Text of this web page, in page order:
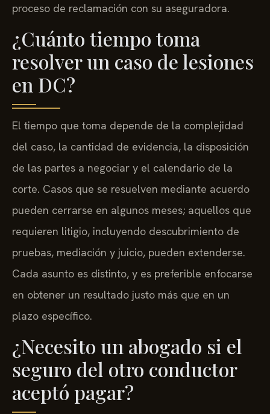
proceso de reclamación con su aseguradora.
¿Cuánto tiempo toma
resolver un caso de lesiones
en DC?
El tiempo que toma depende de la complejidad
del caso, la cantidad de evidencia, la disposición
de las partes a negociar y el calendario de la
corte. Casos que se resuelven mediante acuerdo
pueden cerrarse en algunos meses; aquellos que
requieren litigio, incluyendo descubrimiento de
pruebas, mediación y juicio, pueden extenderse.
Cada asunto es distinto, y es preferible enfocarse
en obtener un resultado justo más que en un
plazo específico.
¿Necesito un abogado si el
seguro del otro conductor
aceptó pagar?